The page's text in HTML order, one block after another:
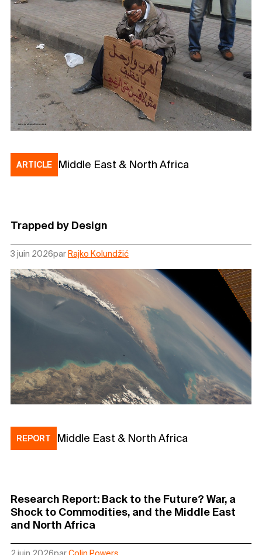
ARTICLE Middle East & North Africa
Trapped by Design
3 juin 2026par Rajko Kolundžić
REPORT Middle East & North Africa
Research Report: Back to the Future? War, a
Shock to Commodities, and the Middle East
and North Africa